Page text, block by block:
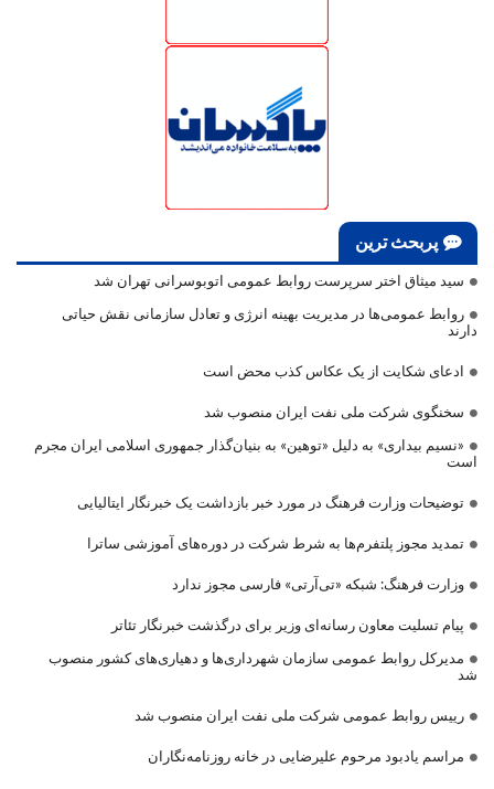
پربحث ترین
سید میثاق اختر سرپرست روابط عمومی اتوبوسرانی تهران شد
روابط عمومی‌ها در مدیریت بهینه انرژی و تعادل سازمانی نقش حیاتی
دارند
ادعای شکایت از یک عکاس کذب محض است
سخنگوی شرکت ملی نفت ایران منصوب شد
«نسیم بیداری» به دلیل «توهین» به بنیان‌گذار جمهوری اسلامی ایران مجرم
است
توضیحات وزارت فرهنگ در مورد خبر بازداشت یک خبرنگار ایتالیایی
تمدید مجوز پلتفرم‌ها به شرط شرکت در دوره‌های آموزشی ساترا
وزارت فرهنگ: شبکه «تی‌آرتی» فارسی مجوز ندارد
پیام تسلیت معاون رسانه‌ای وزیر برای درگذشت خبرنگار تئاتر
مدیرکل روابط عمومی سازمان شهرداری‌ها و دهیاری‌های کشور منصوب
شد
رییس روابط عمومی شرکت ملی نفت ایران منصوب شد
مراسم یادبود مرحوم علیرضایی در خانه روزنامه‌نگاران